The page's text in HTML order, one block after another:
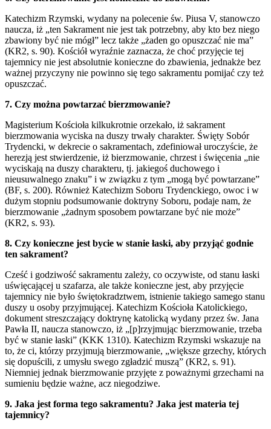
Katechizm Rzymski, wydany na polecenie św. Piusa V, stanowczo
naucza, iż „ten Sakrament nie jest tak potrzebny, aby kto bez niego
zbawiony być nie mógł” lecz także „żaden go opuszczać nie ma”
(KR2, s. 90). Kościół wyraźnie zaznacza, że choć przyjęcie tej
tajemnicy nie jest absolutnie konieczne do zbawienia, jednakże bez
ważnej przyczyny nie powinno się tego sakramentu pomijać czy też
opuszczać.
7. Czy można powtarzać bierzmowanie?
Magisterium Kościoła kilkukrotnie orzekało, iż sakrament
bierzmowania wyciska na duszy trwały charakter. Święty Sobór
Trydencki, w dekrecie o sakramentach, zdefiniował uroczyście, że
herezją jest stwierdzenie, iż bierzmowanie, chrzest i święcenia „nie
wyciskają na duszy charakteru, tj. jakiegoś duchowego i
nieusuwalnego znaku” i w związku z tym „mogą być powtarzane”
(BF, s. 200). Również Katechizm Soboru Trydenckiego, owoc i w
dużym stopniu podsumowanie doktryny Soboru, podaje nam, że
bierzmowanie „żadnym sposobem powtarzane być nie może”
(KR2, s. 93).
8. Czy konieczne jest bycie w stanie łaski, aby przyjąć godnie
ten sakrament?
Cześć i godziwość sakramentu zależy, co oczywiste, od stanu łaski
uświęcającej u szafarza, ale także konieczne jest, aby przyjęcie
tajemnicy nie było świętokradztwem, istnienie takiego samego stanu
duszy u osoby przyjmującej. Katechizm Kościoła Katolickiego,
dokument streszczający doktrynę katolicką wydany przez św. Jana
Pawła II, naucza stanowczo, iż „[p]rzyjmując bierzmowanie, trzeba
być w stanie łaski” (KKK 1310). Katechizm Rzymski wskazuje na
to, że ci, którzy przyjmują bierzmowanie, „większe grzechy, których
się dopuścili, z umysłu swego zgładzić muszą” (KR2, s. 91).
Niemniej jednak bierzmowanie przyjęte z poważnymi grzechami na
sumieniu będzie ważne, acz niegodziwe.
9. Jaka jest forma tego sakramentu? Jaka jest materia tej
tajemnicy?